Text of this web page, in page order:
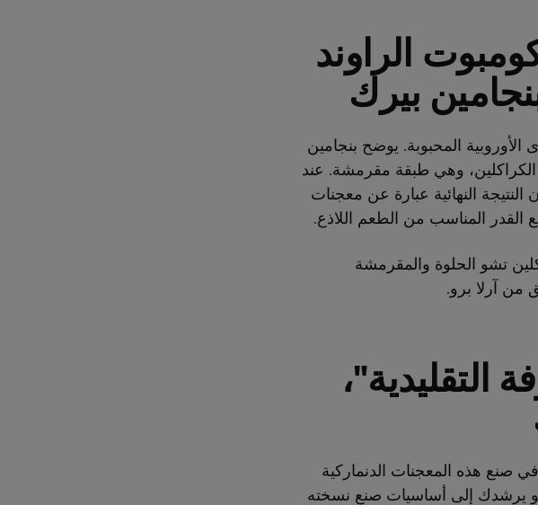
الراوند
بيرك
المحبوبة. يوضح بنجامين
الكراكلين، وهي طبقة مقرمشة. عند
وجبنة آرلا برو الكريمي ٣٤%، تكون النتيجة النهائية عبارة عن معجنات
المناسب من الطعم اللاذع.
تشو الحلوة والمقرمشة
من آرلا برو.
التقليدية"،
صنع هذه المعجنات الدنماركية
يرشدك إلى أساسيات صنع نسخته